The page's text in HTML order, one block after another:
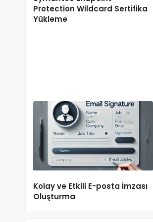
Protection Wildcard Sertifika
Yükleme
Kolay ve Etkili E-posta İmzası
Oluşturma
Bilgisayarın
Bilgisini Nasıl